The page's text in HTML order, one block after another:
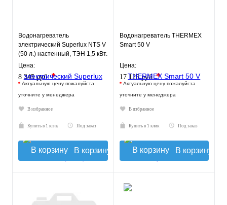
Водонагреватель
электрический Superlux NTS V
(50 л.) настенный, ТЭН 1,5 кВт.
Цена:
8 345 руб.*
* Актуальную цену пожалуйста
уточните у менеджера
В избранное
Купить в 1 клик Под заказ
В корзину
Водонагреватель THERMEX
Smart 50 V
Цена:
17 125 руб.*
* Актуальную цену пожалуйста
уточните у менеджера
В избранное
Купить в 1 клик Под заказ
В корзину